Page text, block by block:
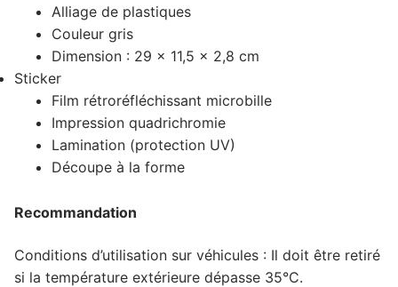
Alliage de plastiques
Couleur gris
Dimension : 29 x 11,5 x 2,8 cm
Sticker
Film rétroréfléchissant microbille
Impression quadrichromie
Lamination (protection UV)
Découpe à la forme
Recommandation
Conditions d’utilisation sur véhicules : Il doit être retiré
si la température extérieure dépasse 35°C.